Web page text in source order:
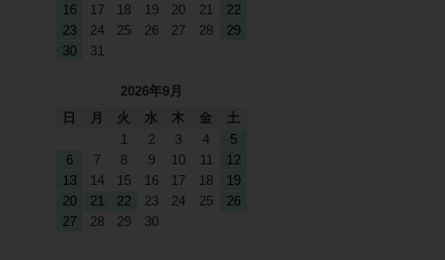
16
17 18 19 20 21
22
23
24 25 26 27 28
29
30
31
2026年9月
日
月 火 水 木 金
土
1
2 3 4
5
6
7 8 9 10 11
12
13
14 15 16 17 18
19
20
21 22 23 24 25
26
27
28 29 30